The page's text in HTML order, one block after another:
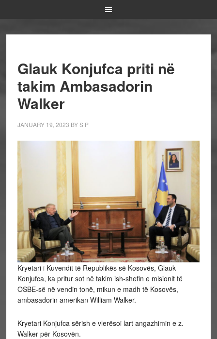
Glauk Konjufca priti në
takim Ambasadorin
Walker
JANUARY 19, 2023 BYS P
Kryetari i Kuvendit të Republikës së Kosovës, Glauk
Konjufca, ka pritur sot në takim ish-shefin e misionit të
OSBE-së në vendin tonë, mikun e madh të Kosovës,
ambasadorin amerikan William Walker.
Kryetari Konjufca sërish e vlerësoi lart angazhimin e z.
Walker për Kosovën.